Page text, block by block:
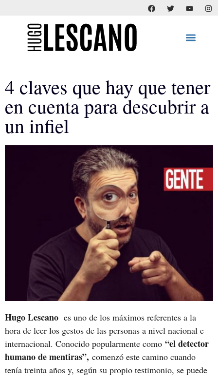
4 claves que hay que tener
en cuenta para descubrir a
un infiel
Hugo Lescano es uno de los máximos referentes a la
hora de leer los gestos de las personas a nivel nacional e
internacional. Conocido popularmente como “el detector
humano de mentiras”, comenzó este camino cuando
tenía treinta años y, según su propio testimonio, se puede